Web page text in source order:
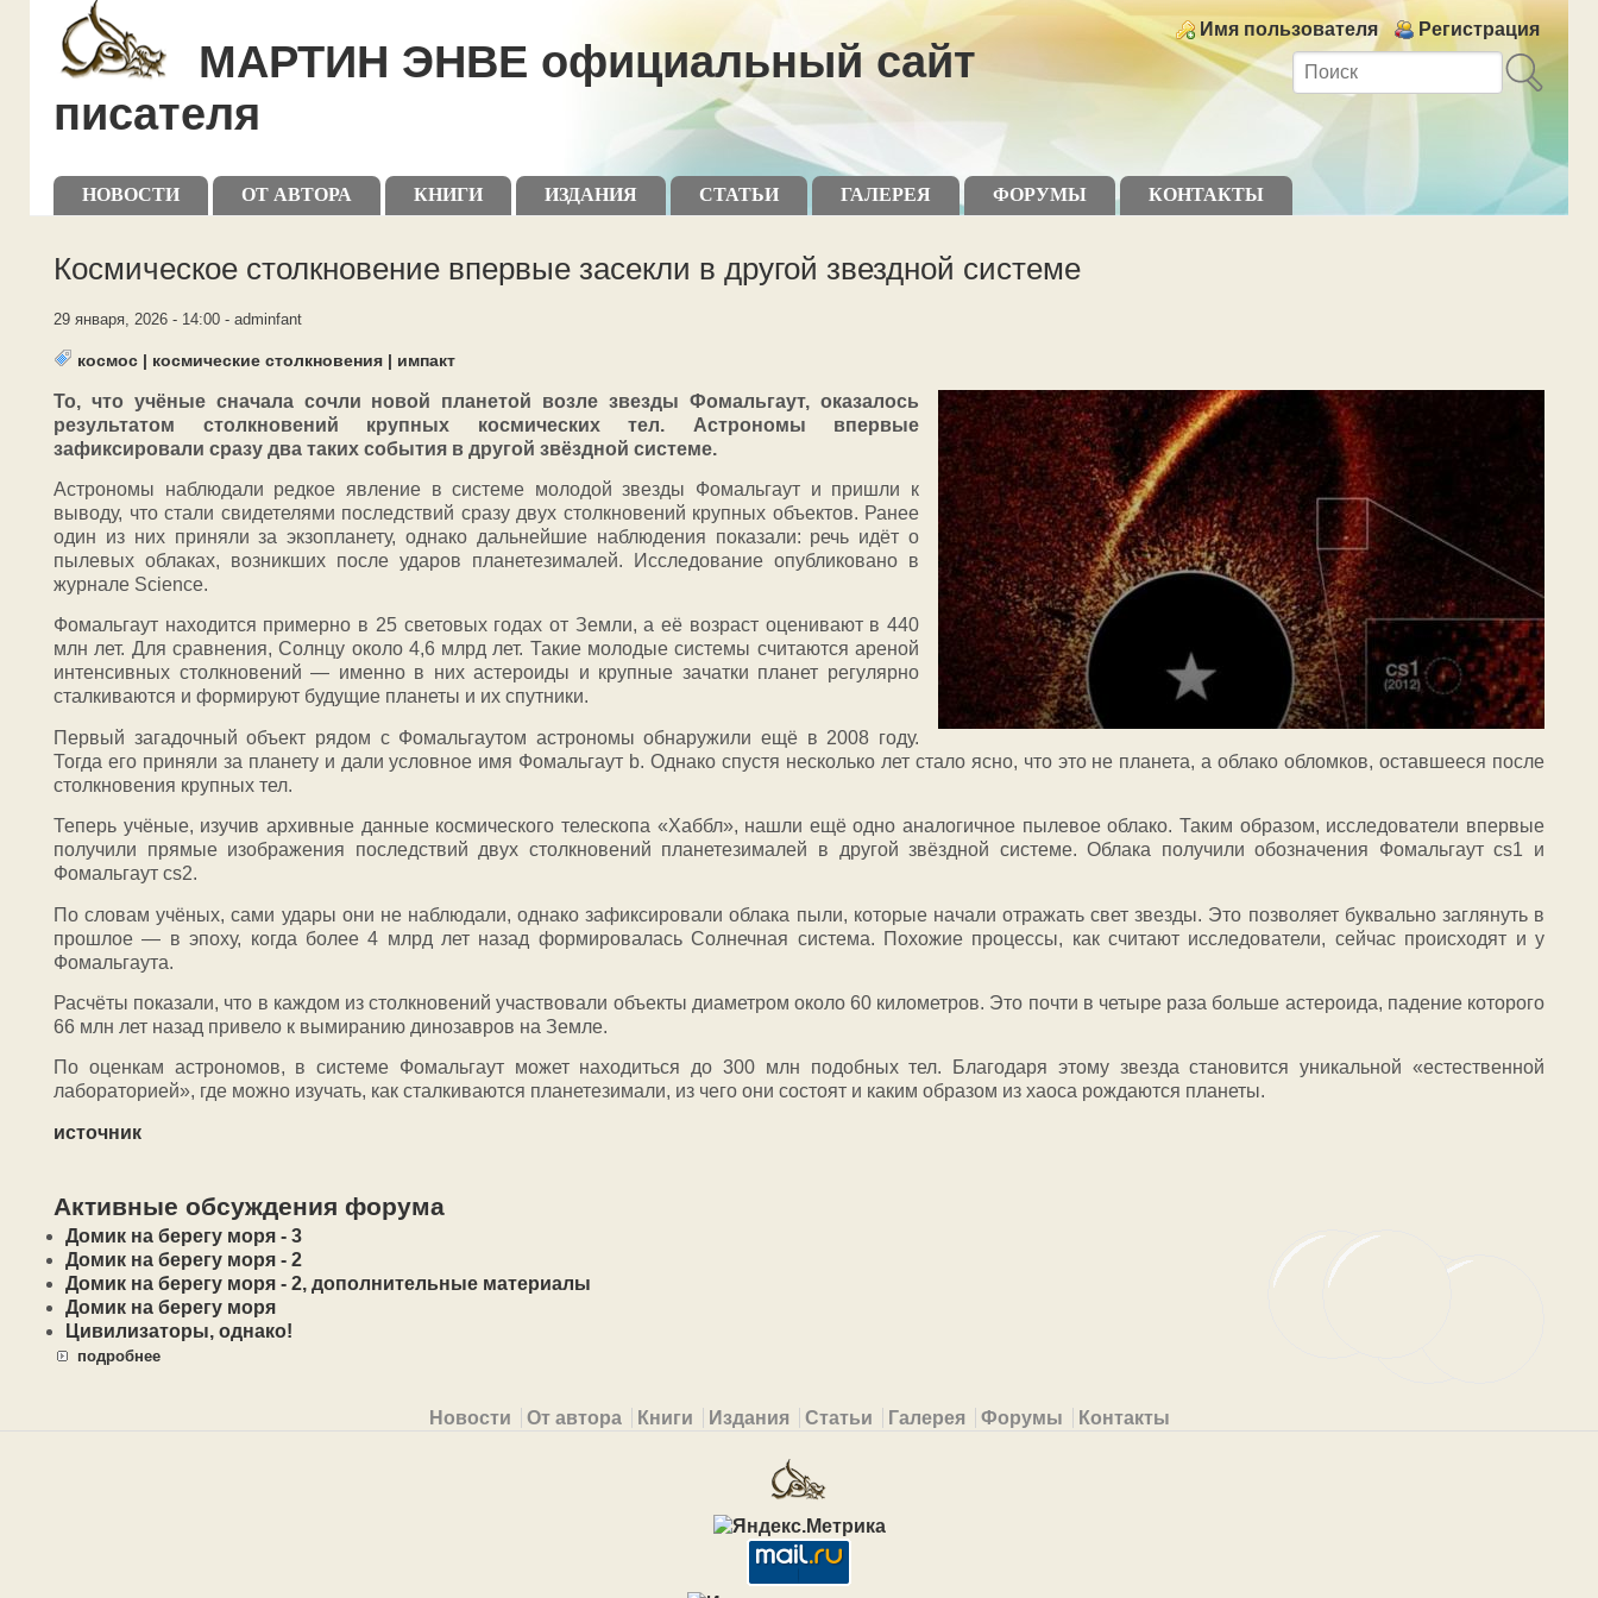
Skip to main content
Skip to search
Login links
Имя пользователя Регистрация
МАРТИН ЭНВЕ официальный сайт
писателя
Primary menu
НОВОСТИ ОТ АВТОРА КНИГИ ИЗДАНИЯ СТАТЬИ ГАЛЕРЕЯ ФОРУМЫ
КОНТАКТЫ
Космическое столкновение впервые засекли в другой звездной системе
29 января, 2026 - 14:00 - adminfant
космос | космические столкновения | импакт
То, что учёные сначала сочли новой планетой возле звезды Фомальгаут, оказалось
результатом столкновений крупных космических тел. Астрономы впервые
зафиксировали сразу два таких события в другой звёздной системе.
Астрономы наблюдали редкое явление в системе молодой звезды Фомальгаут и пришли к
выводу, что стали свидетелями последствий сразу двух столкновений крупных объектов. Ранее
один из них приняли за экзопланету, однако дальнейшие наблюдения показали: речь идёт о
пылевых облаках, возникших после ударов планетезималей. Исследование опубликовано в
журнале Science.
Фомальгаут находится примерно в 25 световых годах от Земли, а её возраст оценивают в 440
млн лет. Для сравнения, Солнцу около 4,6 млрд лет. Такие молодые системы считаются ареной
интенсивных столкновений — именно в них астероиды и крупные зачатки планет регулярно
сталкиваются и формируют будущие планеты и их спутники.
Первый загадочный объект рядом с Фомальгаутом астрономы обнаружили ещё в 2008 году.
Тогда его приняли за планету и дали условное имя Фомальгаут b. Однако спустя несколько лет стало ясно, что это не планета, а облако обломков, оставшееся после
столкновения крупных тел.
Теперь учёные, изучив архивные данные космического телескопа «Хаббл», нашли ещё одно аналогичное пылевое облако. Таким образом, исследователи впервые
получили прямые изображения последствий двух столкновений планетезималей в другой звёздной системе. Облака получили обозначения Фомальгаут cs1 и
Фомальгаут cs2.
По словам учёных, сами удары они не наблюдали, однако зафиксировали облака пыли, которые начали отражать свет звезды. Это позволяет буквально заглянуть в
прошлое — в эпоху, когда более 4 млрд лет назад формировалась Солнечная система. Похожие процессы, как считают исследователи, сейчас происходят и у
Фомальгаута.
Расчёты показали, что в каждом из столкновений участвовали объекты диаметром около 60 километров. Это почти в четыре раза больше астероида, падение которого
66 млн лет назад привело к вымиранию динозавров на Земле.
По оценкам астрономов, в системе Фомальгаут может находиться до 300 млн подобных тел. Благодаря этому звезда становится уникальной «естественной
лабораторией», где можно изучать, как сталкиваются планетезимали, из чего они состоят и каким образом из хаоса рождаются планеты.
источник
Активные обсуждения форума
Домик на берегу моря - 3
Домик на берегу моря - 2
Домик на берегу моря - 2, дополнительные материалы
Домик на берегу моря
Цивилизаторы, однако!
подробнее
Новости От автора Книги Издания Статьи Галерея Форумы Контакты